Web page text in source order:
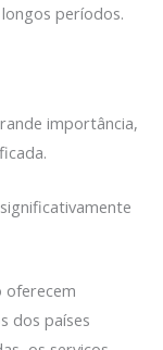
períodos.
importância,
oferecem
dos países